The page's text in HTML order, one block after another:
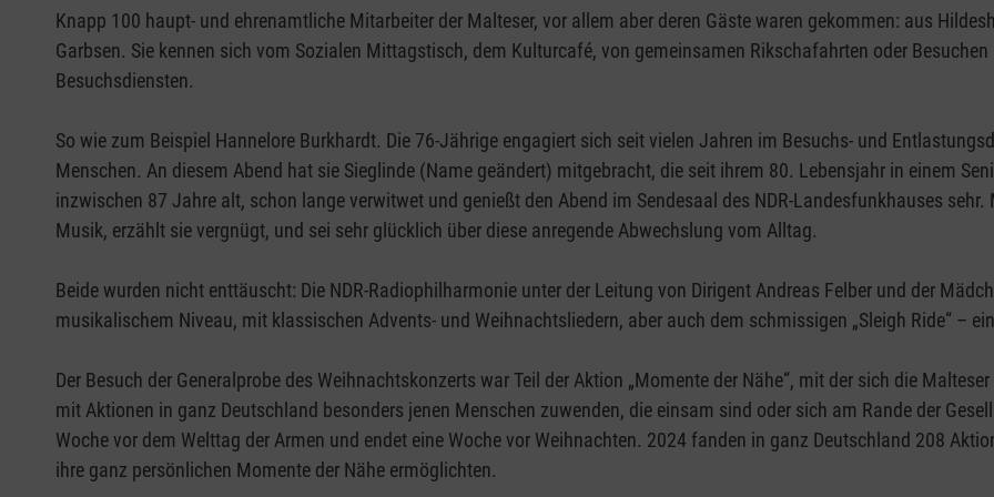
Knapp 100 haupt- und ehrenamtliche Mitarbeiter der Malteser, vor allem aber deren Gäste waren gekommen: aus
Garbsen. Sie kennen sich vom Sozialen Mittagstisch, dem Kulturcafé, von gemeinsamen Rikschafahrten oder
Besuchsdiensten.
So wie zum Beispiel Hannelore Burkhardt. Die 76-Jährige engagiert sich seit vielen Jahren im Besuchs- und
Menschen. An diesem Abend hat sie Sieglinde (Name geändert) mitgebracht, die seit ihrem 80. Lebensjahr in einem
inzwischen 87 Jahre alt, schon lange verwitwet und genießt den Abend im Sendesaal des NDR-Landesfunkhauses
Musik, erzählt sie vergnügt, und sei sehr glücklich über diese anregende Abwechslung vom Alltag.
Beide wurden nicht enttäuscht: Die NDR-Radiophilharmonie unter der Leitung von Dirigent Andreas Felber und der
musikalischem Niveau, mit klassischen Advents- und Weihnachtsliedern, aber auch dem schmissigen „Sleigh Ride“ –
Der Besuch der Generalprobe des Weihnachtskonzerts war Teil der Aktion „Momente der Nähe“, mit der sich die
mit Aktionen in ganz Deutschland besonders jenen Menschen zuwenden, die einsam sind oder sich am Rande der
Woche vor dem Welttag der Armen und endet eine Woche vor Weihnachten. 2024 fanden in ganz Deutschland 208
ihre ganz persönlichen Momente der Nähe ermöglichten.